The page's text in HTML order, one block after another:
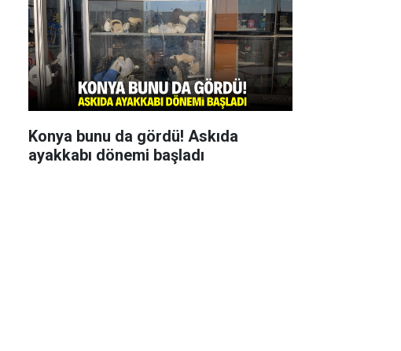
Konya bunu da gördü! Askıda
ayakkabı dönemi başladı